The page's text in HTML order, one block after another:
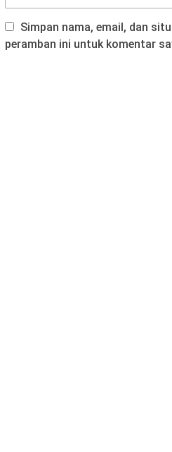
Simpan nama, email, dan
peramban ini untuk komentar